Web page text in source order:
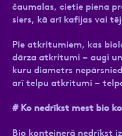
čaumalas, cietie piena
siers, kā arī kafijas vai
Pie atkritumiem, kas
dārza atkritumi – augi
kuru diametrs
arī telpu atkritumi –
# Ko nedrīkst mest bio
Bio konteinerā nedrīkst